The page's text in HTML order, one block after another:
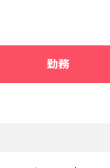
勤務